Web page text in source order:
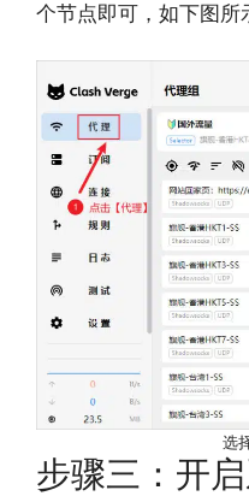
个节点即可，如下图所
选
步骤三：开